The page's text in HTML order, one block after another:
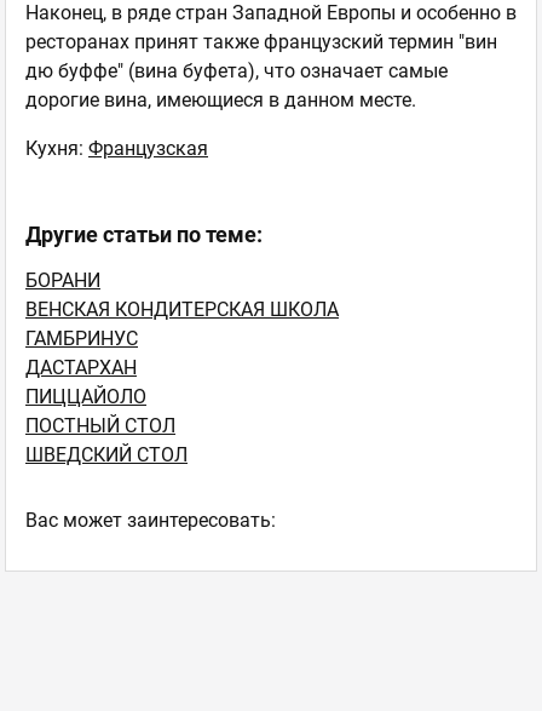
Наконец, в ряде стран Западной Европы и особенно в
ресторанах принят также французский термин "вин
дю буффе" (вина буфета), что означает самые
дорогие вина, имеющиеся в данном месте.
Кухня: Французская
Другие статьи по теме:
БОРАНИ
ВЕНСКАЯ КОНДИТЕРСКАЯ ШКОЛА
ГАМБРИНУС
ДАСТАРХАН
ПИЦЦАЙОЛО
ПОСТНЫЙ СТОЛ
ШВЕДСКИЙ СТОЛ
Ваc может заинтересовать: